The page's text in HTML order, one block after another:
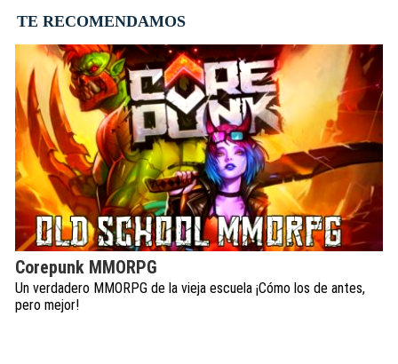
TE RECOMENDAMOS
Corepunk MMORPG
Un verdadero MMORPG de la vieja escuela ¡Cómo los de antes,
pero mejor!